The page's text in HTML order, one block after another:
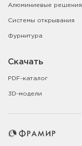
Алюминиевые решения
Системы открывания
Фурнитура
Скачать
PDF-каталог
3D-модели